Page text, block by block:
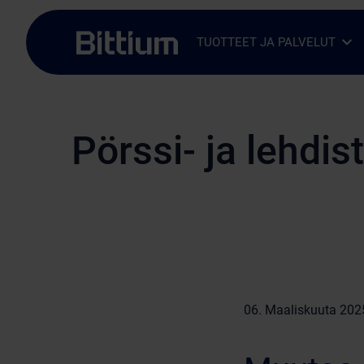
Siirry sisältöön
TUOTTEET JA PALVELUTAvaa alavalikko
Sulje alavalikko
Pörssi- ja
06. Maaliskuuta